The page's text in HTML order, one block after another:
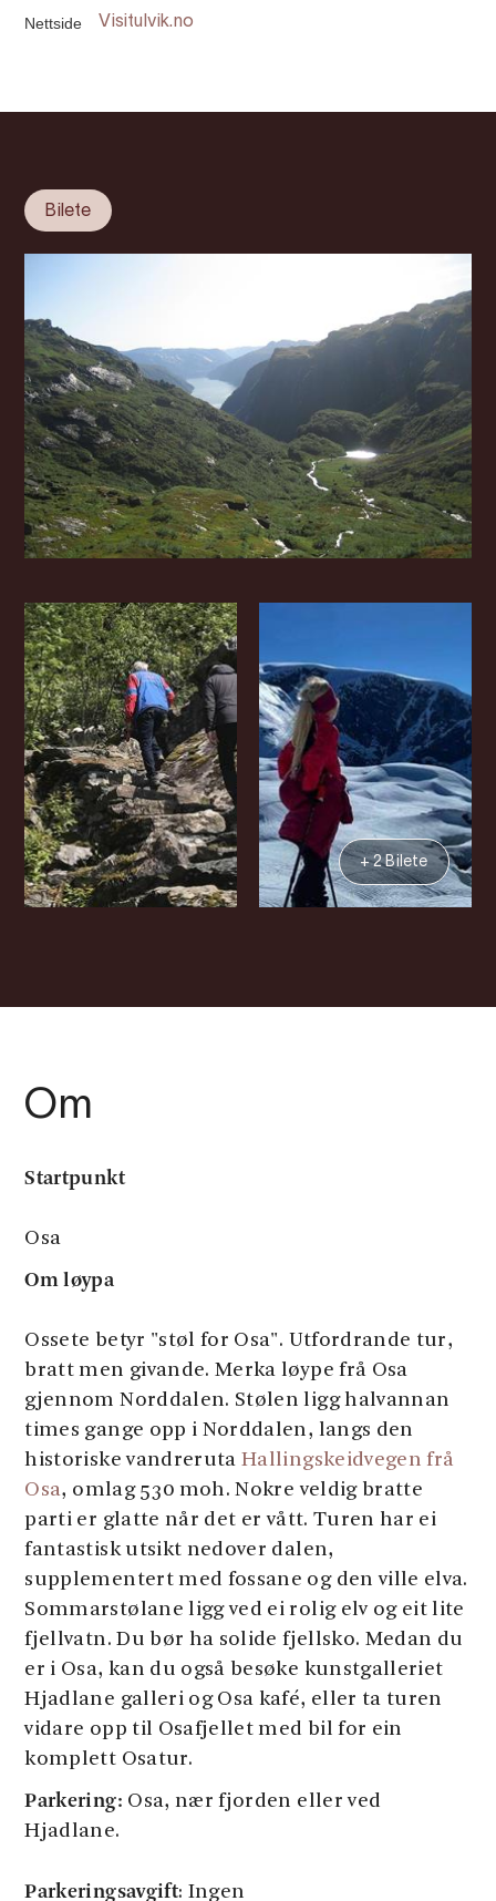
Nettside Visitulvik.no
Bilete
+ 2 Bilete
Om
Startpunkt
Osa
Om løypa
Ossete betyr "støl for Osa". Utfordrande tur,
bratt men givande. Merka løype frå Osa
gjennom Norddalen. Stølen ligg halvannan
times gange opp i Norddalen, langs den
historiske vandrerutaHallingskeidvegen frå
Osa, omlag 530 moh. Nokre veldig bratte
parti er glatte når det er vått. Turen har ei
fantastisk utsikt nedover dalen,
supplementert med fossane og den ville elva.
Sommarstølane ligg ved ei rolig elv og eit lite
fjellvatn. Du bør ha solide fjellsko. Medan du
er i Osa, kan du også besøke kunstgalleriet
Hjadlane galleri og Osa kafé, eller ta turen
vidare opp til Osafjellet med bil for ein
komplett Osatur.
Parkering: Osa, nær fjorden eller ved
Hjadlane.
Parkeringsavgift: Ingen